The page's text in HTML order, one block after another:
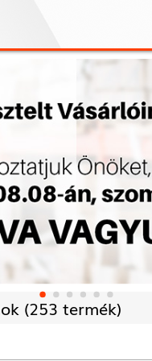
(253 termék)